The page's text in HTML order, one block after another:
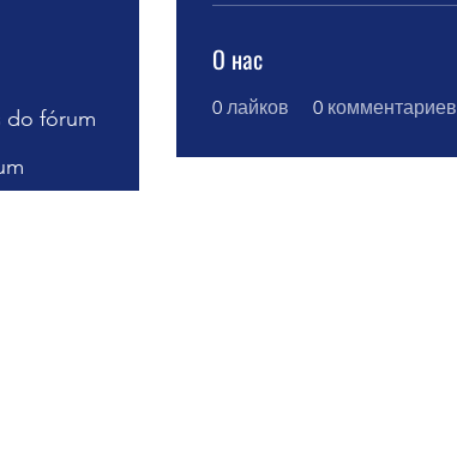
О нас
0 лайков 0 комментариев
do fórum